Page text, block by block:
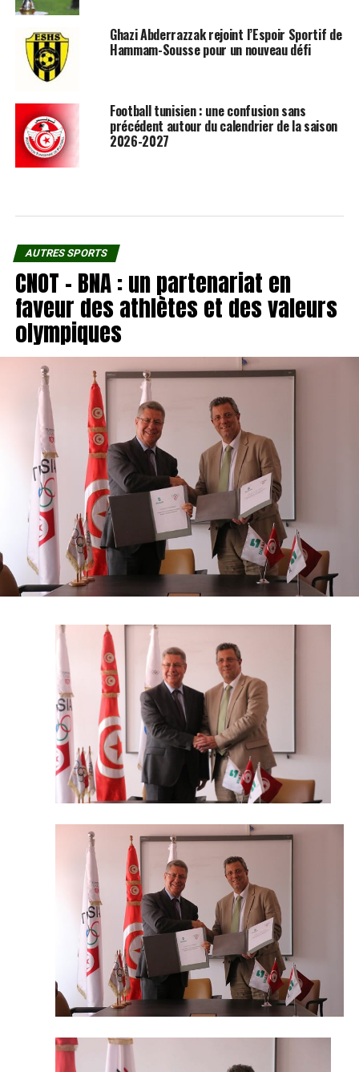
Ghazi Abderrazzak rejoint l’Espoir Sportif de
Hammam-Sousse pour un nouveau défi
Football tunisien : une confusion sans
précédent autour du calendrier de la saison
2026-2027
AUTRES SPORTS
CNOT – BNA : un partenariat en
faveur des athlètes et des valeurs
olympiques